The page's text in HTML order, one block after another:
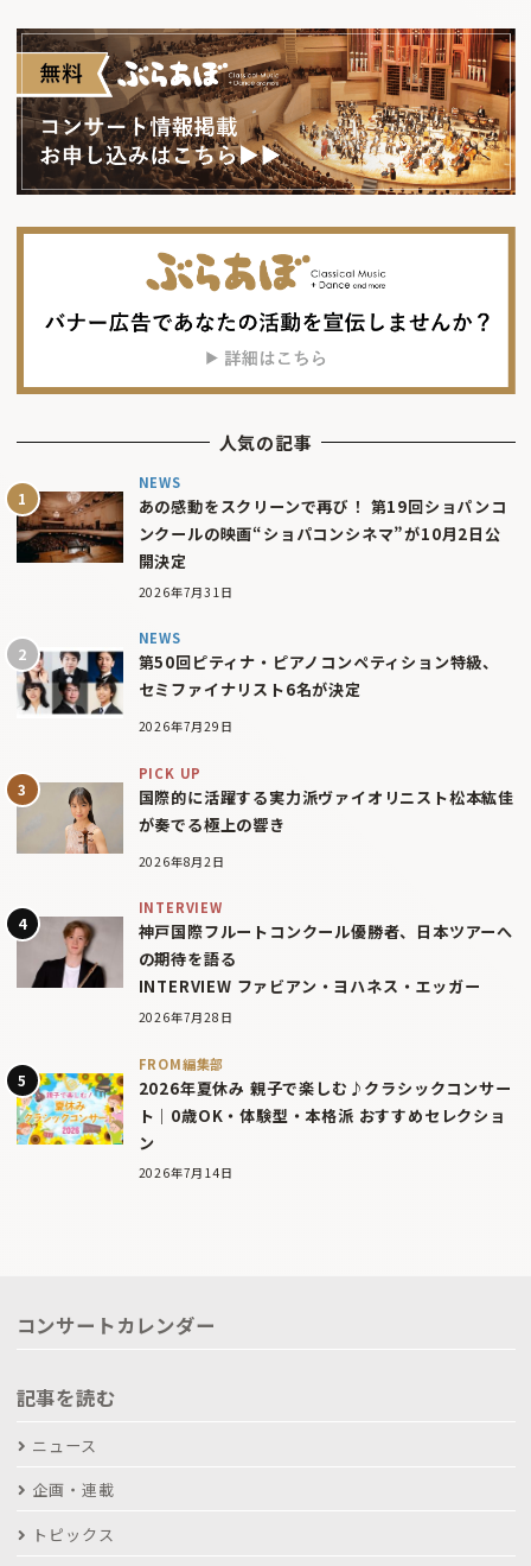
人気の記事
NEWS
あの感動をスクリーンで再び！ 第19回ショパンコ
ンクールの映画“ショパコンシネマ”が10月2日公
開決定
2026年7月31日
NEWS
第50回ピティナ・ピアノコンペティション特級、
セミファイナリスト6名が決定
2026年7月29日
PICK UP
国際的に活躍する実力派ヴァイオリニスト松本紘佳
が奏でる極上の響き
2026年8月2日
INTERVIEW
神戸国際フルートコンクール優勝者、日本ツアーへ
の期待を語る
INTERVIEW ファビアン・ヨハネス・エッガー
2026年7月28日
FROM編集部
2026年夏休み 親子で楽しむ♪クラシックコンサー
ト｜0歳OK・体験型・本格派 おすすめセレクショ
ン
2026年7月14日
コンサートカレンダー
記事を読む
ニュース
企画・連載
トピックス